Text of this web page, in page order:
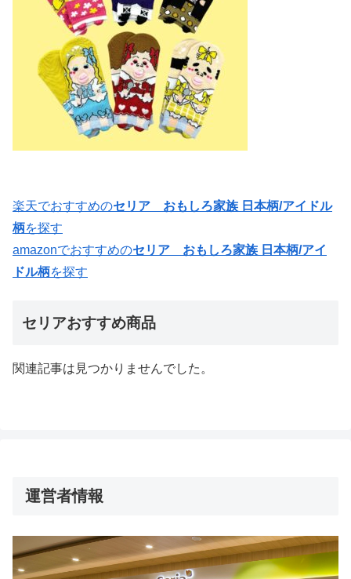
楽天でおすすめのセリア おもしろ家族 日本柄/アイドル
柄を探す
amazonでおすすめのセリア おもしろ家族 日本柄/アイ
ドル柄を探す
セリアおすすめ商品
関連記事は見つかりませんでした。
運営者情報